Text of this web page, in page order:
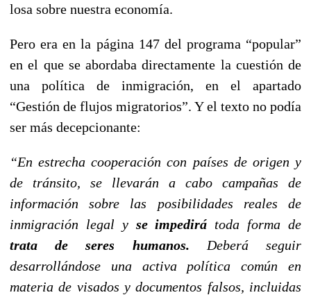
losa sobre nuestra economía.
Pero era en la página 147 del programa “popular”
en el que se abordaba directamente la cuestión de
una política de inmigración, en el apartado
“Gestión de flujos migratorios”. Y el texto no podía
ser más decepcionante:
“En estrecha cooperación con países de origen y
de tránsito, se llevarán a cabo campañas de
información sobre las posibilidades reales de
inmigración legal y seimpedirá toda forma de
trata de seres humanos. Deberá seguir
desarrollándose una activa política común en
materia de visados y documentos falsos, incluidas